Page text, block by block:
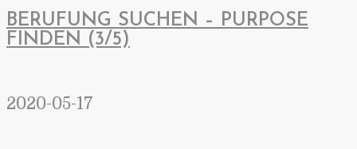
BERUFUNG SUCHEN – PURPOSE
FINDEN (3/5)
2020-05-17